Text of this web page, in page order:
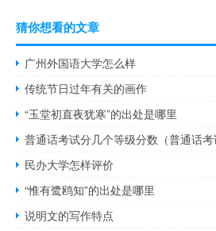
猜你想看的文章
广州外国语大学怎么样
传统节日过年有关的画作
“玉堂初直夜犹寒”的出处是哪里
普通话考试分几个等级分数（普通话考
民办大学怎样评价
“惟有鹭鸥知”的出处是哪里
说明文的写作特点